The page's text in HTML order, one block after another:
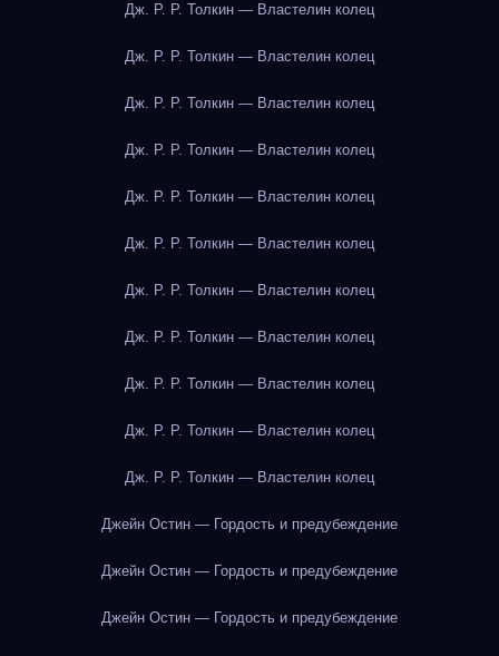
Дж. Р. Р. Толкин — Властелин колец
Дж. Р. Р. Толкин — Властелин колец
Дж. Р. Р. Толкин — Властелин колец
Дж. Р. Р. Толкин — Властелин колец
Дж. Р. Р. Толкин — Властелин колец
Дж. Р. Р. Толкин — Властелин колец
Дж. Р. Р. Толкин — Властелин колец
Дж. Р. Р. Толкин — Властелин колец
Дж. Р. Р. Толкин — Властелин колец
Дж. Р. Р. Толкин — Властелин колец
Дж. Р. Р. Толкин — Властелин колец
Джейн Остин — Гордость и предубеждение
Джейн Остин — Гордость и предубеждение
Джейн Остин — Гордость и предубеждение